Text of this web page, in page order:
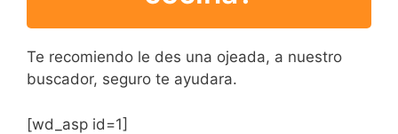
Te recomiendo le des una ojeada, a nuestro
buscador, seguro te ayudara.
[wd_asp id=1]